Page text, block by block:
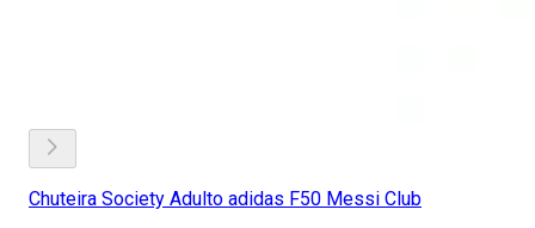
Chuteira Society Adulto adidas F50 Messi Club